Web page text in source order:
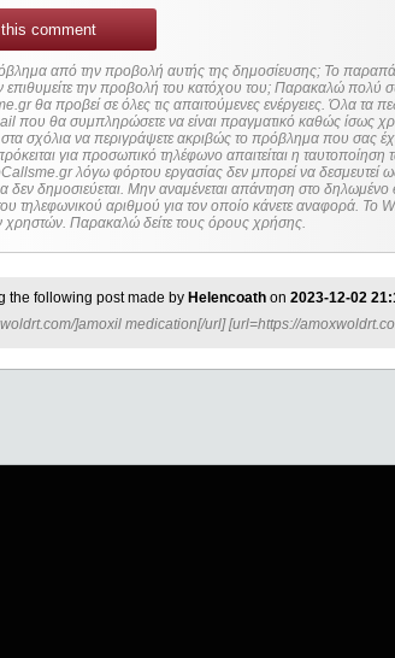
comment
από την προβολή αυτής της δημοσίευσης; Το
επιθυμείτε την προβολή του κατόχου του; Παρακαλώ
θα προβεί σε όλες τις απαιτούμενες ενέργειες. Όλα τα
που θα συμπληρώσετε να είναι πραγματικό καθώς ίσως
σχόλια να περιγράψετε ακριβώς το πρόβλημα που σας
λόγω φόρτου εργασίας δεν μπορεί να
δημοσιεύεται. Μην αναμένεται απάντηση στο δηλωμένο
τηλεφωνικού αριθμού για τον οποίο κάνετε αναφορά. Το
χρηστών. Παρακαλώ δείτε τους όρους χρήσης.
the following post made by Helencoath on 2023-12-02
]amoxil medication[/url] [url=https://